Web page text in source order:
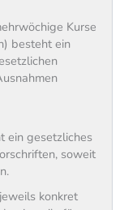
Kurse
besteht ein
ein gesetzliches
soweit
konkret